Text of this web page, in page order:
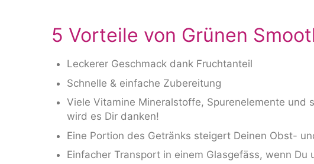
5 Vorteile von Grünen
Leckerer Geschmack dank Fruchtanteil
Schnelle & einfache Zubereitung
Viele Vitamine Mineralstoffe, Spurenelemente und
wird es Dir danken!
Eine Portion des Getränks steigert Deinen Obst-
Einfacher Transport in einem Glasgefäss, wenn Du